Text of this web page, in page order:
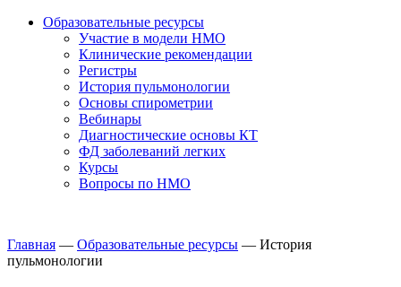
Образовательные ресурсы
Участие в модели НМО
Клинические рекомендации
Регистры
История пульмонологии
Основы спирометрии
Вебинары
Диагностические основы КТ
ФД заболеваний легких
Курсы
Вопросы по НМО
Главная — Образовательные ресурсы — История
пульмонологии